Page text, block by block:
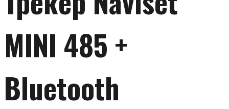
MINI 485 +
Bluetooth